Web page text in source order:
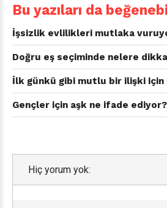
Bu yazıları da
İşsizlik evlilikleri mutlaka
Doğru eş seçiminde nelere
İlk günkü gibi mutlu bir ilişki için
Gençler için aşk ne ifade ediyor?
Hiç yorum yok: